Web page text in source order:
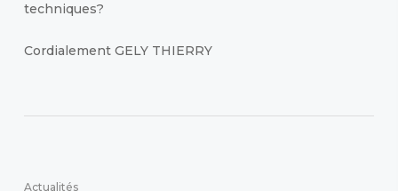
techniques?
Cordialement GELY THIERRY
Actualités